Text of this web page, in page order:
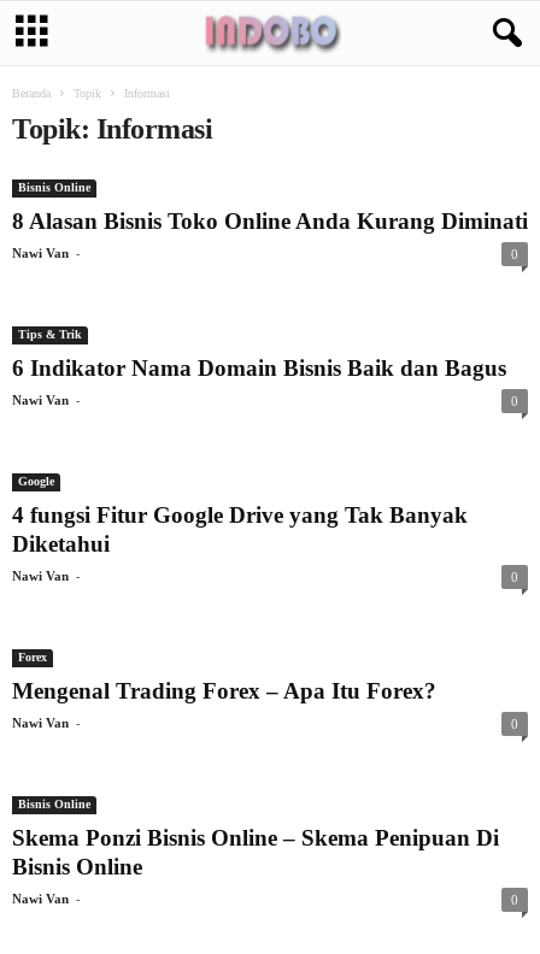
Beranda Topik Informasi
Topik: Informasi
Bisnis Online
8 Alasan Bisnis Toko Online Anda Kurang Diminati
Nawi Van - 0
Tips & Trik
6 Indikator Nama Domain Bisnis Baik dan Bagus
Nawi Van - 0
Google
4 fungsi Fitur Google Drive yang Tak Banyak
Diketahui
Nawi Van - 0
Forex
Mengenal Trading Forex – Apa Itu Forex?
Nawi Van - 0
Bisnis Online
Skema Ponzi Bisnis Online – Skema Penipuan Di
Bisnis Online
Nawi Van - 0